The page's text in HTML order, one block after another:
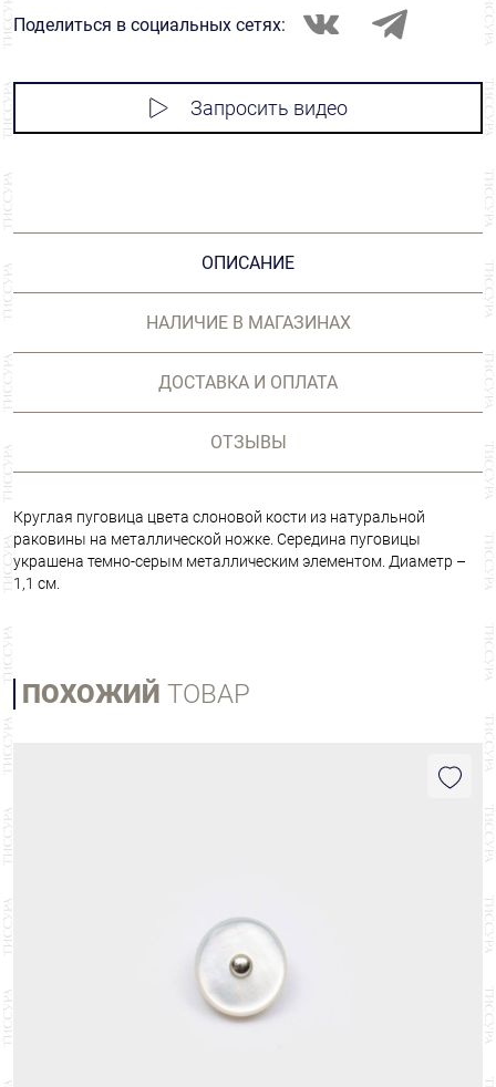
Поделиться в социальных сетях:
Запросить видео
ОПИСАНИЕ
НАЛИЧИЕ В МАГАЗИНАХ
ДОСТАВКА И ОПЛАТА
ОТЗЫВЫ
Круглая пуговица цвета слоновой кости из натуральной
раковины на металлической ножке. Середина пуговицы
украшена темно-серым металлическим элементом. Диаметр –
1,1 см.
ПОХОЖИЙ ТОВАР